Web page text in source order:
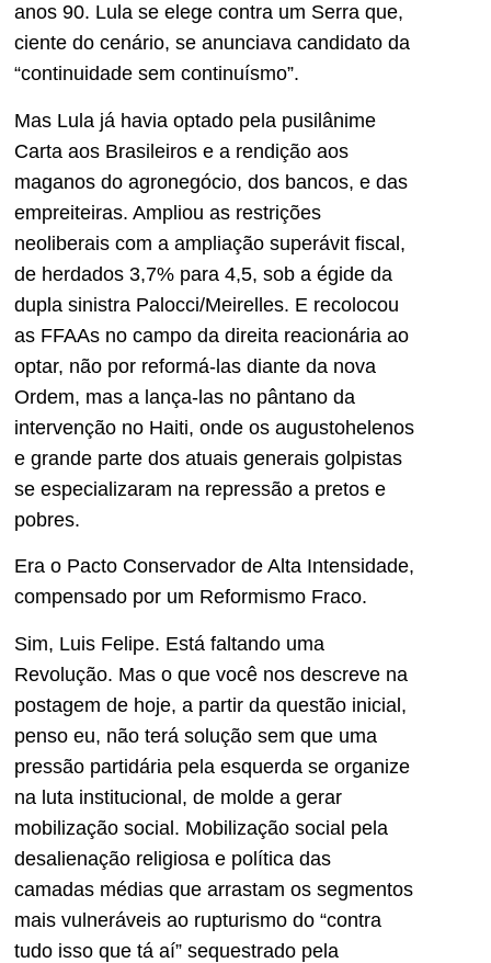
anos 90. Lula se elege contra um Serra que,
ciente do cenário, se anunciava candidato da
“continuidade sem continuísmo”.
Mas Lula já havia optado pela pusilânime
Carta aos Brasileiros e a rendição aos
maganos do agronegócio, dos bancos, e das
empreiteiras. Ampliou as restrições
neoliberais com a ampliação superávit fiscal,
de herdados 3,7% para 4,5, sob a égide da
dupla sinistra Palocci/Meirelles. E recolocou
as FFAAs no campo da direita reacionária ao
optar, não por reformá-las diante da nova
Ordem, mas a lança-las no pântano da
intervenção no Haiti, onde os augustohelenos
e grande parte dos atuais generais golpistas
se especializaram na repressão a pretos e
pobres.
Era o Pacto Conservador de Alta Intensidade,
compensado por um Reformismo Fraco.
Sim, Luis Felipe. Está faltando uma
Revolução. Mas o que você nos descreve na
postagem de hoje, a partir da questão inicial,
penso eu, não terá solução sem que uma
pressão partidária pela esquerda se organize
na luta institucional, de molde a gerar
mobilização social. Mobilização social pela
desalienação religiosa e política das
camadas médias que arrastam os segmentos
mais vulneráveis ao rupturismo do “contra
tudo isso que tá aí” sequestrado pela